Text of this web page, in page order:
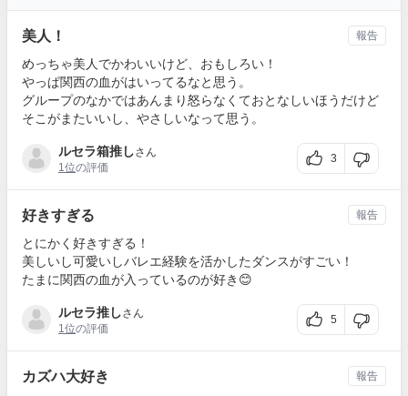
美人！
めっちゃ美人でかわいいけど、おもしろい！
やっぱ関西の血がはいってるなと思う。
グループのなかではあんまり怒らなくておとなしいほうだけど
そこがまたいいし、やさしいなって思う。
ルセラ箱推しさん
1位の評価
3
報告
好きすぎる
とにかく好きすぎる！
美しいし可愛いしバレエ経験を活かしたダンスがすごい！
たまに関西の血が入っているのが好き😊
ルセラ推しさん
1位の評価
5
報告
カズハ大好き 報告